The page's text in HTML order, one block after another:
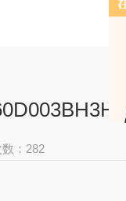
数：282